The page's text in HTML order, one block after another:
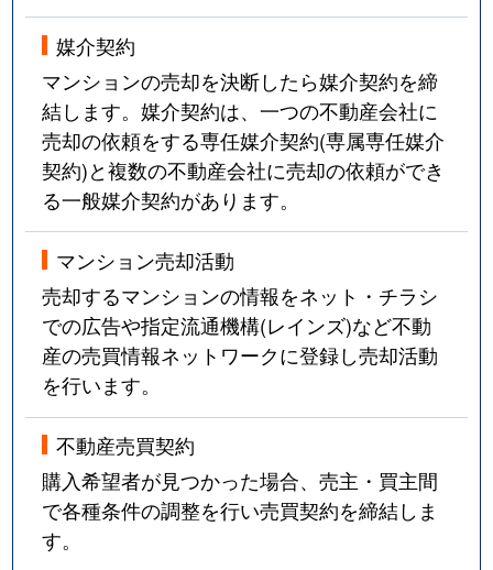
媒介契約
マンションの売却を決断したら媒介契約を締
結します。媒介契約は、一つの不動産会社に
売却の依頼をする専任媒介契約(専属専任媒介
契約)と複数の不動産会社に売却の依頼ができ
る一般媒介契約があります。
マンション売却活動
売却するマンションの情報をネット・チラシ
での広告や指定流通機構(レインズ)など不動
産の売買情報ネットワークに登録し売却活動
を行います。
不動産売買契約
購入希望者が見つかった場合、売主・買主間
で各種条件の調整を行い売買契約を締結しま
す。